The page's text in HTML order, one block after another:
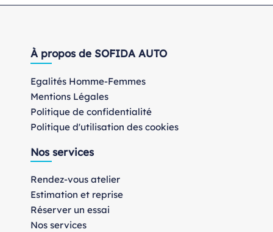
À propos de SOFIDA AUTO
Egalités Homme-Femmes
Mentions Légales
Politique de confidentialité
Politique d'utilisation des cookies
Nos services
Rendez-vous atelier
Estimation et reprise
Réserver un essai
Nos services